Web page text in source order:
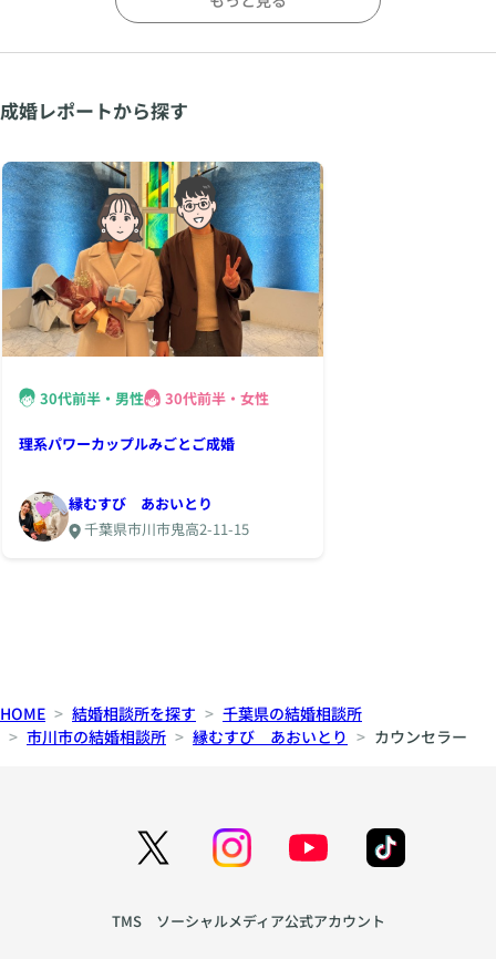
成婚レポートから探す
30代前半・男性 30代前半・女性
理系パワーカップルみごとご成婚
縁むすび あおいとり
千葉県市川市鬼高2-11-15
HOME 結婚相談所を探す
千葉県の結婚相談所
市川市の結婚相談所
縁むすび あおいとり カウンセラー
TMS ソーシャルメディア公式アカウント